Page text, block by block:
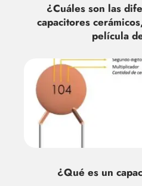
¿Cuáles son las
capacitores
película
¿Qué es un